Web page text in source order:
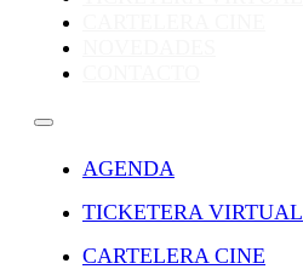
AGENDA
TICKETERA VIRTUAL
CARTELERA CINE